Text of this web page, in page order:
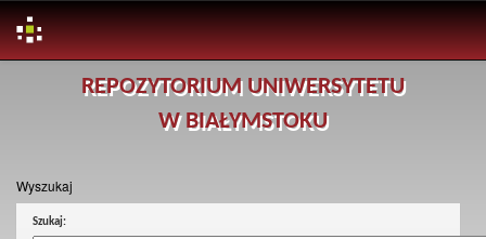
REPOZYTORIUM UNIWERSYTETU
W BIAŁYMSTOKU
Wyszukaj
Szukaj: